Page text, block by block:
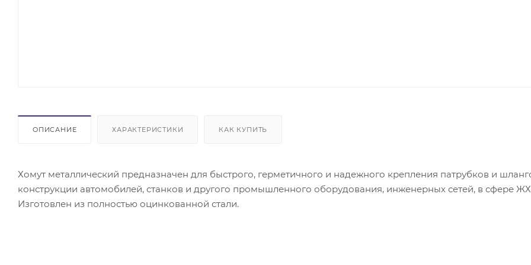
ОПИСАНИЕ ХАРАКТЕРИСТИКИ КАК КУПИТЬ
Хомут металлический предназначен для быстрого, герметичного и надежного крепления патрубков и
конструкции автомобилей, станков и другого промышленного оборудования, инженерных сетей, в сфере
Изготовлен из полностью оцинкованной стали.